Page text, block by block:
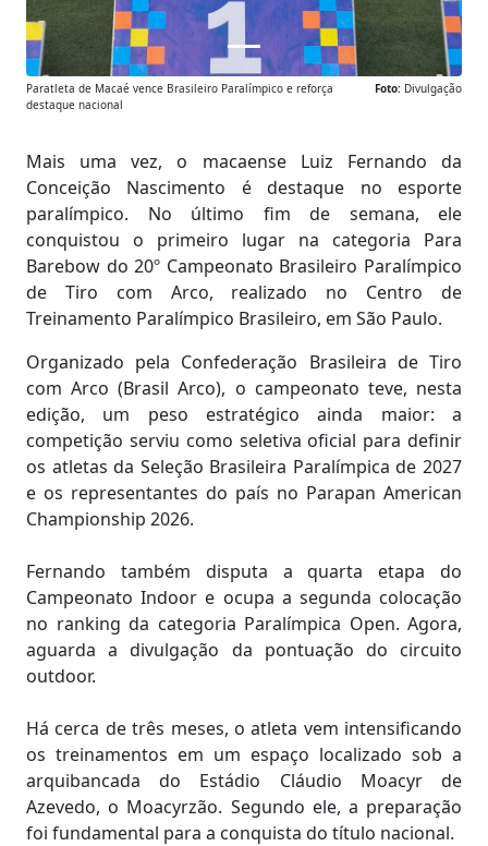
Foto: Divulgação
Paratleta de Macaé vence Brasileiro Paralímpico e reforça
destaque nacional
Mais uma vez, o macaense Luiz Fernando da
Conceição Nascimento é destaque no esporte
paralímpico. No último fim de semana, ele
conquistou o primeiro lugar na categoria Para
Barebow do 20º Campeonato Brasileiro Paralímpico
de Tiro com Arco, realizado no Centro de
Treinamento Paralímpico Brasileiro, em São Paulo.
Organizado pela Confederação Brasileira de Tiro
com Arco (Brasil Arco), o campeonato teve, nesta
edição, um peso estratégico ainda maior: a
competição serviu como seletiva oficial para definir
os atletas da Seleção Brasileira Paralímpica de 2027
e os representantes do país no Parapan American
Championship 2026.
Fernando também disputa a quarta etapa do
Campeonato Indoor e ocupa a segunda colocação
no ranking da categoria Paralímpica Open. Agora,
aguarda a divulgação da pontuação do circuito
outdoor.
Há cerca de três meses, o atleta vem intensificando
os treinamentos em um espaço localizado sob a
arquibancada do Estádio Cláudio Moacyr de
Azevedo, o Moacyrzão. Segundo ele, a preparação
foi fundamental para a conquista do título nacional.